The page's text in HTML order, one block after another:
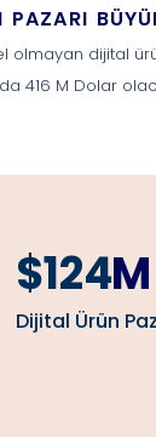
PAZARI
olmayan dijital
416 M Dolar
$124M
Dijital Ürün